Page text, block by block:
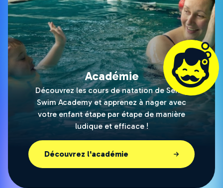
Académie
Découvrez les cours de natation de Señor
Swim Academy et apprenez à nager avec
votre enfant étape par étape de manière
ludique et efficace !
Découvrez l'académie